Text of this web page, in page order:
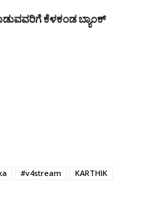
ಕೆಳಕಂಡ ಬ್ಯಾಂಕ್
#v4stream
KARTHIK